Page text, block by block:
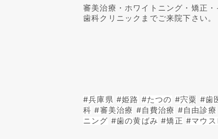
審美治療・ホワイトニング・矯正
歯科クリニックまでご来院下さい。
#兵庫県 #姫路 #たつの #宍粟 #歯
科 #審美治療 #自費治療 #自由診療
ニング #歯の黄ばみ #矯正 #マウス